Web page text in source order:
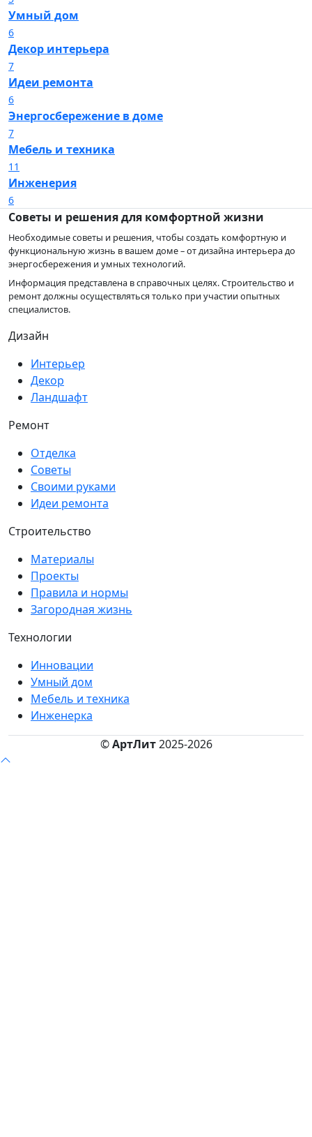
Умный дом
6
Декор интерьера
7
Идеи ремонта
6
Энергосбережение в доме
7
Мебель и техника
11
Инженерия
6
Советы и решения для комфортной жизни
Необходимые советы и решения, чтобы создать комфортную и
функциональную жизнь в вашем доме – от дизайна интерьера до
энергосбережения и умных технологий.
Информация представлена в справочных целях. Строительство и
ремонт должны осуществляться только при участии опытных
специалистов.
Дизайн
Интерьер
Декор
Ландшафт
Ремонт
Отделка
Советы
Своими руками
Идеи ремонта
Строительство
Материалы
Проекты
Правила и нормы
Загородная жизнь
Технологии
Инновации
Умный дом
Мебель и техника
Инженерка
©АртЛит2025-2026